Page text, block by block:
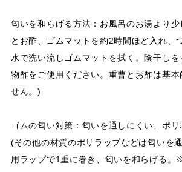
匂いを和らげる方法：お風呂のお湯より
とお酢、ゴムマットを約2時間ほど入れ、
水で洗い流しゴムマットを拭く。陰干し
物酢をご使用ください。重曹とお酢は基本
せん。)
ゴムの匂い対策：匂いを通しにくい、ポ
(その他の材質のポリラップなどは匂いを
用ラップで1重に巻き、匂いを和らげる